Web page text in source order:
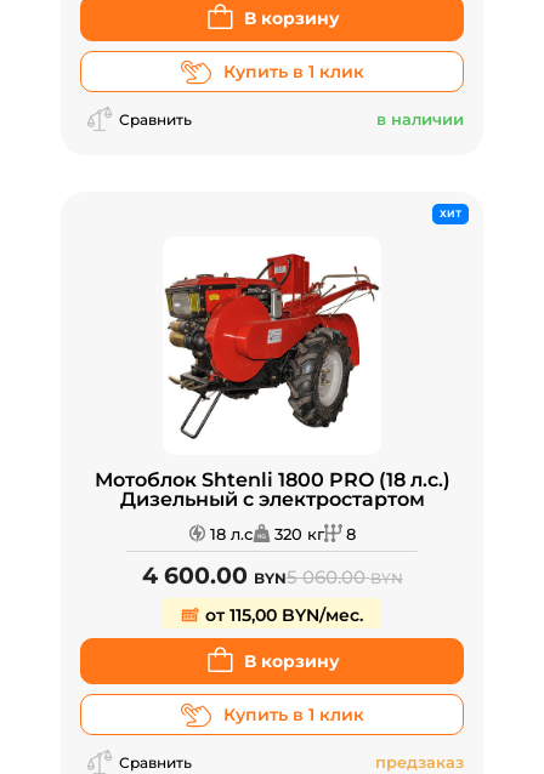
В корзину
Купить в 1 клик
Сравнить в наличии
ХИТ
Мотоблок Shtenli 1800 PRO (18 л.с.)
Дизельный с электростартом
18 л.с 320 кг 8
4 600.00 BYN5 060.00BYN
от 115,00 BYN/мес.
В корзину
Купить в 1 клик
Сравнить предзаказ